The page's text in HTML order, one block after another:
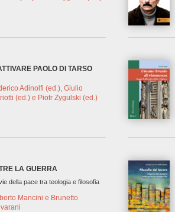
PAOLO DI TARSO
Adinolfi (ed.), Giulio
(ed.) e Piotr Zygulski (ed.)
LA GUERRA
della pace tra teologia e filosofia
Mancini e Brunetto